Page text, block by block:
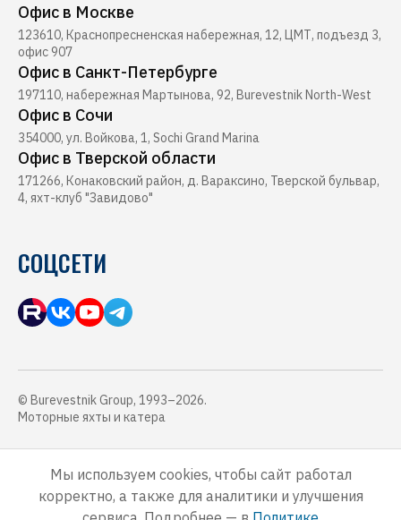
© Burevestnik Group, 1993–2026.
Моторные яхты и катера
Хелипорт Буревестник
Seabob
Офис в Москве
123610, Краснопресненская набережная, 12, ЦМТ, подъезд 3,
офис 907
Офис в Санкт-Петербурге
197110, набережная Мартынова, 92, Burevestnik North-West
Офис в Сочи
354000, ул. Войкова, 1, Sochi Grand Marina
Офис в Тверской области
171266, Конаковский район, д. Вараксино, Тверской бульвар,
4, яхт-клуб "Завидово"
СОЦСЕТИ
Обращаем Ваше внимание, что данный интернет-сайт, а также вся
информация о товарах, услугах и ценах, предоставленная на нём,
носит исключительно информационный характер и ни при каких
условиях не является публичной офертой, определяемой
положениями Статьи 437 Гражданского кодекса Российской
Мы используем cookies, чтобы сайт работал
корректно, а также для аналитики и улучшения